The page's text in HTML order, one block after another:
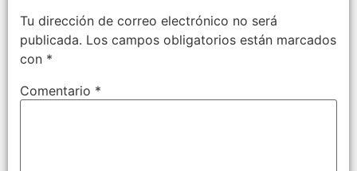
Tu dirección de correo electrónico no será
publicada. Los campos obligatorios están marcados
con *
Comentario *